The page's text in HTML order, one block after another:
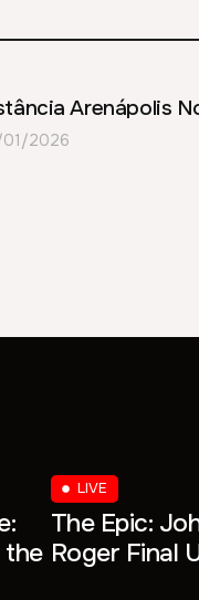
Arenápolis
2026
the
LIVE
The Epic:
Roger Final